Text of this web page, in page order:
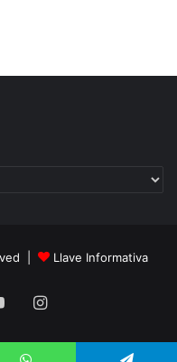
| Llave Informativa
YouTubeInstagram